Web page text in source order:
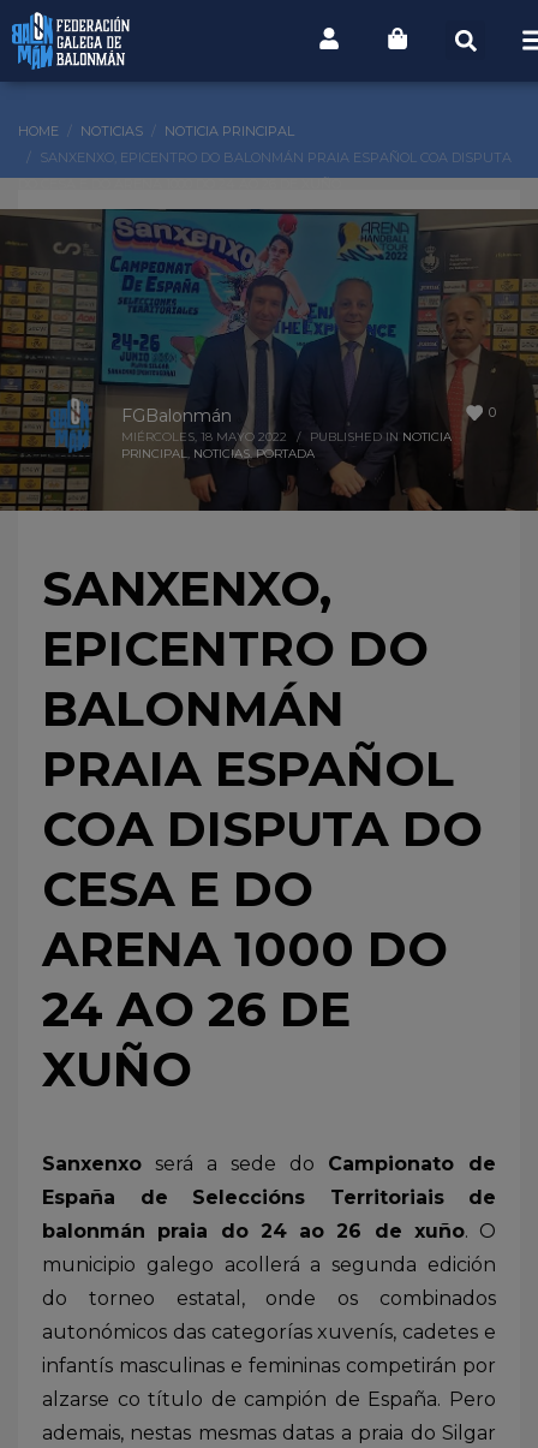
HOME NOTICIAS
NOTICIA PRINCIPAL
SANXENXO, EPICENTRO DO BALONMÁN PRAIA ESPAÑOL COA DISPUTA
0
FGBalonmán
MIÉRCOLES, 18 MAYO 2022 / PUBLISHED IN NOTICIA
PRINCIPAL, NOTICIAS,PORTADA
SANXENXO,
EPICENTRO DO
BALONMÁN
PRAIA ESPAÑOL
COA DISPUTA DO
CESA E DO
ARENA 1000 DO
24 AO 26 DE
XUÑO
Sanxenxo será a sede do Campionato de
España de Seleccións Territoriais de
balonmán praia do 24 ao 26 de xuño. O
municipio galego acollerá a segunda edición
do torneo estatal, onde os combinados
autonómicos das categorías xuvenís, cadetes e
infantís masculinas e femininas competirán por
alzarse co título de campión de España. Pero
ademais, nestas mesmas datas a praia do Silgar